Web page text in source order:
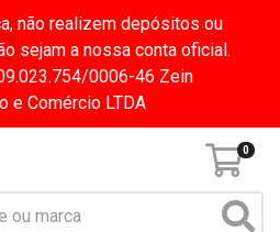
não realizem depósitos ou
sejam a nossa conta oficial.
0006-46 Zein
e Comércio LTDA
0